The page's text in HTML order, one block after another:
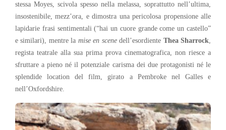
stessa Moyes, scivola spesso nella melassa, soprattutto nell’ultima,
insostenibile, mezz’ora, e dimostra una pericolosa propensione alle
lapidarie frasi sentimentali (“hai un cuore grande come un castello”
e similari), mentre la mise en scenedell’esordiente Thea Sharrock,
regista teatrale alla sua prima prova cinematografica, non riesce a
sfruttare a pieno né il potenziale carisma dei due protagonisti né le
splendide location del film, girato a Pembroke nel Galles e
nell’Oxfordshire.